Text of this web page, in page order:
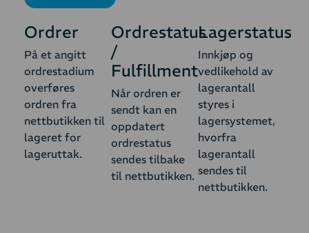
Ordrer
På et angitt
ordrestadium
overføres
ordren fra
nettbutikken til
lageret for
lageruttak.
Ordrestatus
/
Fulfillment
Når ordren er
sendt kan en
oppdatert
ordrestatus
sendes tilbake
til nettbutikken.
Lagerstatus
Innkjøp og
vedlikehold av
lagerantall
styres i
lagersystemet,
hvorfra
lagerantall
sendes til
nettbutikken.